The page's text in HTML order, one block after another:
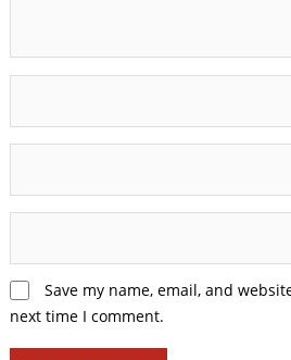
Save my name, email, and
next time I comment.